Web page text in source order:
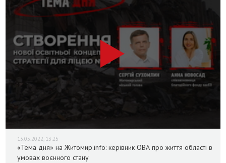
13.05.2022, 13:25
«Тема дня» на Житомир.info: керівник ОВА про життя області в
умовах воєнного стану